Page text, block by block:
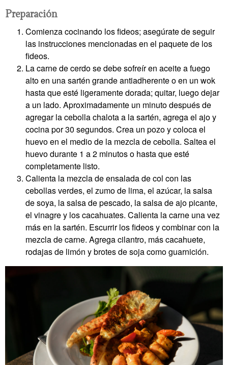
Preparación
Comienza cocinando los fideos; asegúrate de seguir
las instrucciones mencionadas en el paquete de los
fideos.
La carne de cerdo se debe sofreír en aceite a fuego
alto en una sartén grande antiadherente o en un wok
hasta que esté ligeramente dorada; quitar, luego dejar
a un lado. Aproximadamente un minuto después de
agregar la cebolla chalota a la sartén, agrega el ajo y
cocina por 30 segundos. Crea un pozo y coloca el
huevo en el medio de la mezcla de cebolla. Saltea el
huevo durante 1 a 2 minutos o hasta que esté
completamente listo.
Calienta la mezcla de ensalada de col con las
cebollas verdes, el zumo de lima, el azúcar, la salsa
de soya, la salsa de pescado, la salsa de ajo picante,
el vinagre y los cacahuates. Calienta la carne una vez
más en la sartén. Escurrir los fideos y combinar con la
mezcla de carne. Agrega cilantro, más cacahuete,
rodajas de limón y brotes de soja como guarnición.